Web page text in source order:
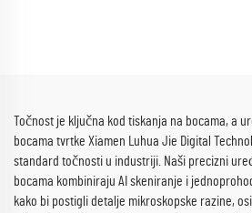
Točnost je ključna kod tiskanja na bocama, a
bocama tvrtke Xiamen Luhua Jie Digital
standard točnosti u industriji. Naši precizni
bocama kombiniraju AI skeniranje i
kako bi postigli detalje mikroskopske razine,